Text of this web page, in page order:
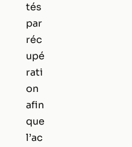
tés
par
réc
upé
rati
on
afin
que
l’ac